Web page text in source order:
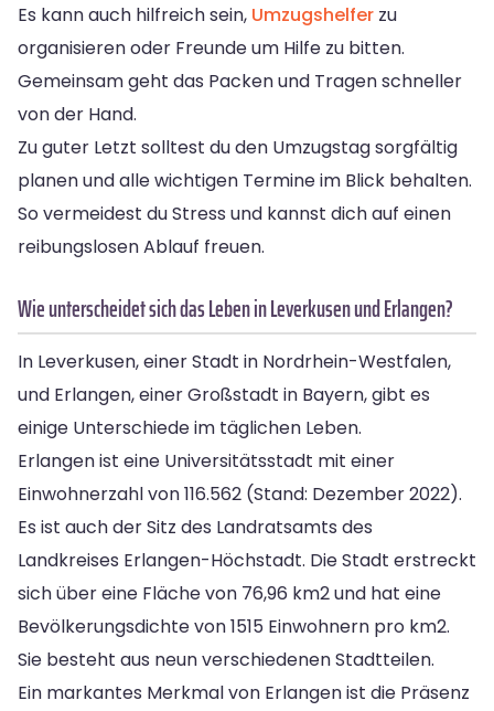
Es kann auch hilfreich sein, Umzugshelfer zu
organisieren oder Freunde um Hilfe zu bitten.
Gemeinsam geht das Packen und Tragen schneller
von der Hand.
Zu guter Letzt solltest du den Umzugstag sorgfältig
planen und alle wichtigen Termine im Blick behalten.
So vermeidest du Stress und kannst dich auf einen
reibungslosen Ablauf freuen.
Wie unterscheidet sich das Leben in Leverkusen und Erlangen?
In Leverkusen, einer Stadt in Nordrhein-Westfalen,
und Erlangen, einer Großstadt in Bayern, gibt es
einige Unterschiede im täglichen Leben.
Erlangen ist eine Universitätsstadt mit einer
Einwohnerzahl von 116.562 (Stand: Dezember 2022).
Es ist auch der Sitz des Landratsamts des
Landkreises Erlangen-Höchstadt. Die Stadt erstreckt
sich über eine Fläche von 76,96 km2 und hat eine
Bevölkerungsdichte von 1515 Einwohnern pro km2.
Sie besteht aus neun verschiedenen Stadtteilen.
Ein markantes Merkmal von Erlangen ist die Präsenz